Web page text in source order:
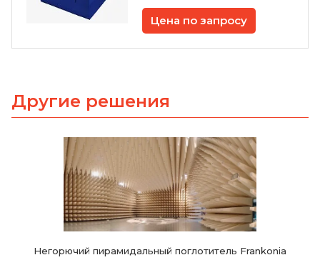
Цена по запросу
Другие решения
Негорючий пирамидальный поглотитель Frankonia